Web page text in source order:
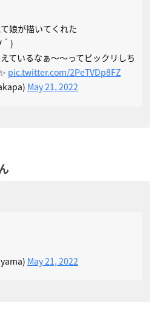
娘が描いてくれた
)
ているなぁ〜〜ってビックリしち
pic.twitter.com/2PeTVDp8FZ
May 21, 2022
May 21, 2022